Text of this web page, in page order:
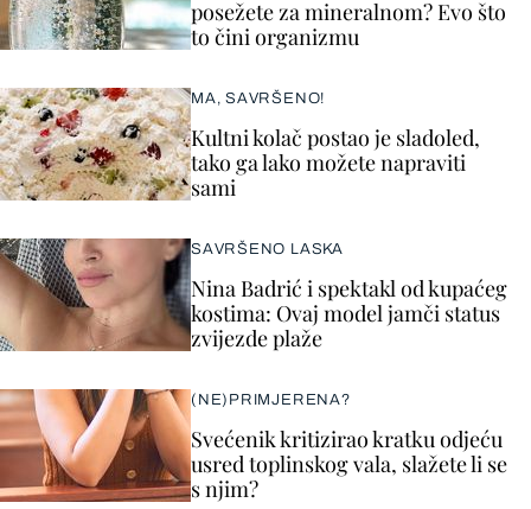
posežete za mineralnom? Evo što
to čini organizmu
MA, SAVRŠENO!
Kultni kolač postao je sladoled,
tako ga lako možete napraviti
sami
SAVRŠENO LASKA
Nina Badrić i spektakl od kupaćeg
kostima: Ovaj model jamči status
zvijezde plaže
(NE)PRIMJERENA?
Svećenik kritizirao kratku odjeću
usred toplinskog vala, slažete li se
s njim?